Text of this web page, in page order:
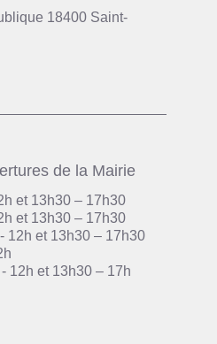
18400 Saint-
de la Mairie
et 13h30 – 17h30
et 13h30 – 17h30
12h et 13h30 – 17h30
12h et 13h30 – 17h